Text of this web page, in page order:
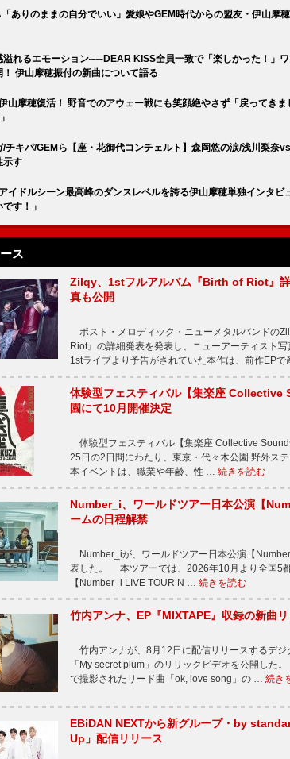
ありのままの自分でいい」愛娘やGEM時代からの盟友・伊山摩
溢れるエモーション──DEAR KISS全員一致で「楽しかった！」
！ 伊山摩穂振付の新曲について語る
山摩穂復活！ 野音でのアウェー戦にも笑顔絶やさず「戻ってき
/チキパ/GEMら【座・花御代コンチェルト】森岡悠の涙/浅川梨奈
示す
イドルシーン最高峰のダンスレベルを誇る伊山摩穂単独インタビ
す！」
ス
Zilqy、1stフルアルバム『Birth of Riot』
真も公開
ポスト・メロディック・ニューメタルバンドの
Riot』の詳細発表を発表し、ニューアーティスト
1stライブより予告がされていた本作は、前作EP
体験型フェスティバル【集楽座
園にて10月開催決定
体験型フェスティバル【集楽座 Collective
25日の2日間にわたり、東京・代々木公園 野外ス
本イベントは、職業や年齢、性 … 続きを読む
Number_i、ワールドツアー日本公演【
ームの日程解禁
Number_iが、ワールドツアー日本公演【
表した。 本ツアーでは、2026年10月より全国5
【Number_i LIVE TOUR N … 続きを読む
竹内アンナ、EP『MIXTAPE』収録の新曲
竹内アンナが、8月12日に配信リリースするデジ
「My secret plum」のリリックビデオを公開し
で撮影されたリード曲「ok, love song」の … 続き
EBiDAN NEXTから新グループ・by
Up」配信リリース